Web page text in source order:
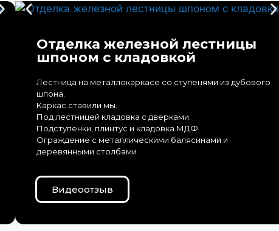
Отделка железной лестницы
шпоном с кладовкой
Лестница на металлокаркасе со ступенями из дубового
шпона.
Каркас ставили мы.
Под лестницей кладовка с дверками.
Подступенки, плинтус и кладовка МДФ.
Ограждение с металлическими балясинами и
деревянными столбами
Видеоотзыв